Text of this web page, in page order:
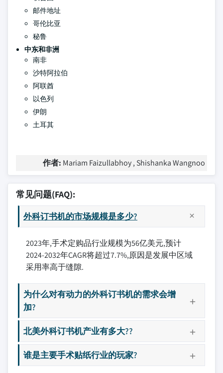
邮件地址
哥伦比亚
秘鲁
中东和非洲
南非
沙特阿拉伯
阿联酋
以色列
伊朗
土耳其
作者: Mariam Faizullabhoy , Shishanka Wangnoo
常见问题(FAQ):
外科订书机的市场规模是多少?
2023年,手术定购品行业规模为56亿美元,预计
2024-2032年CAGR将超过7.7%,原因是发展中区域
采用率高于缝隙.
为什么对有动力的外科订书机的需求会增
加?
北美外科订书机产业有多大??
谁是主要手术贴纸行业的玩家?